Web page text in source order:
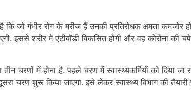
कि जो गंभीर रोग के मरीज हैं उनकी प्रतिरोधक क्षमता
इससे शरीर में एंटीबॉडी विकसित होगी और वह कोरोना
चरणों में होना है. पहले चरण में स्वास्थ्यकर्मियों को दिया जा
चरण शुरू किया जाएगा. इसे लेकर स्वास्थ्य विभाग की